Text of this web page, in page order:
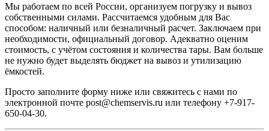
Мы работаем по всей России, организуем погрузку и вывоз
собственными силами. Рассчитаемся удобным для Вас
способом: наличный или безналичный расчет. Заключаем при
необходимости, официальный договор. Адекватно оценим
стоимость, с учётом состояния и количества тары. Вам больше
не нужно будет выделять бюджет на вывоз и утилизацию
ёмкостей.
Просто заполните форму ниже или свяжитесь с нами по
электронной почте post@chemservis.ru или телефону +7-917-
650-04-30.